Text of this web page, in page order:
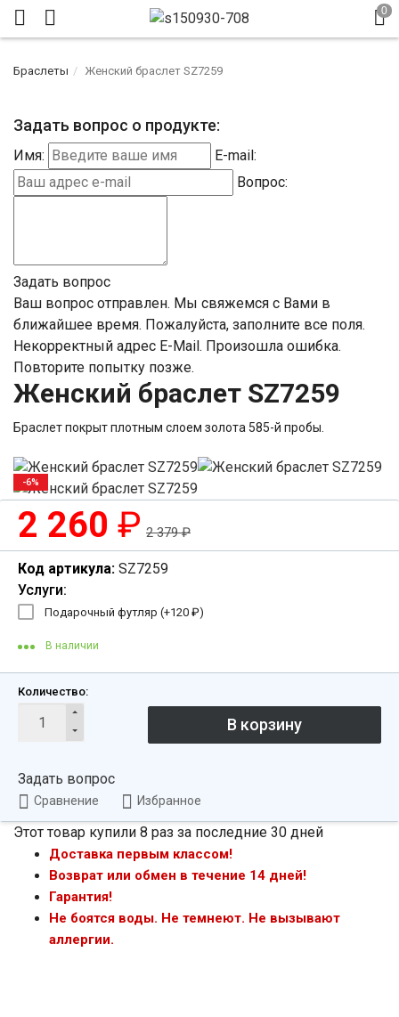
Браслеты Женский браслет SZ7259
Задать вопрос о продукте:
Имя:
E-mail:
Вопрос:
Задать вопрос
Ваш вопрос отправлен. Мы свяжемся с Вами в
ближайшее время. Пожалуйста, заполните все поля.
Некорректный адрес E-Mail. Произошла ошибка.
Повторите попытку позже.
Женский браслет SZ7259
Браслет покрыт плотным слоем золота 585-й пробы.
-6%
2 260 ₽ 2 379₽
Код артикула: SZ7259
Услуги:
Подарочный футляр (+120 ₽)
В наличии
Количество:
Задать вопрос
Сравнение Избранное
Этот товар купили 8 раз за последние 30 дней
Доставка первым классом!
Возврат или обмен в течение 14 дней!
Гарантия!
Не боятся воды. Не темнеют. Не вызывают
аллергии.